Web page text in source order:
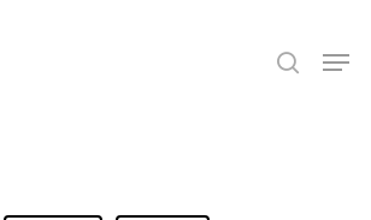
search
Close